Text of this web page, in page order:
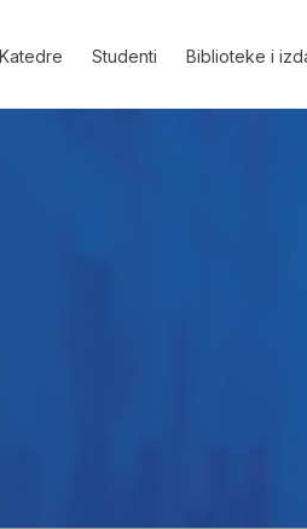
Katedre Studenti Biblioteke i